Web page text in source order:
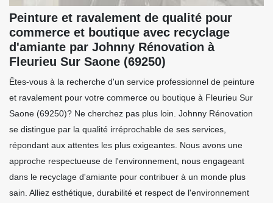
Peinture et ravalement de qualité pour
commerce et boutique avec recyclage
d'amiante par Johnny Rénovation à
Fleurieu Sur Saone (69250)
Êtes-vous à la recherche d'un service professionnel de peinture
et ravalement pour votre commerce ou boutique à Fleurieu Sur
Saone (69250)? Ne cherchez pas plus loin. Johnny Rénovation
se distingue par la qualité irréprochable de ses services,
répondant aux attentes les plus exigeantes. Nous avons une
approche respectueuse de l'environnement, nous engageant
dans le recyclage d'amiante pour contribuer à un monde plus
sain. Alliez esthétique, durabilité et respect de l'environnement